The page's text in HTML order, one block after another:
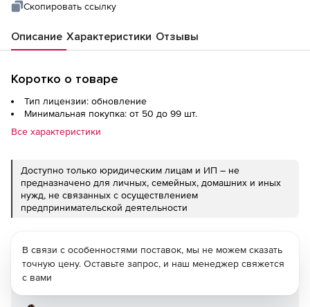
Скопировать ссылку
Описание Характеристики Отзывы
Коротко о товаре
Тип лицензии: обновление
Минимальная покупка: от 50 до 99 шт.
Все характеристики
Доступно только юридическим лицам и ИП – не
предназначено для личных, семейных, домашних и иных
нужд, не связанных с осуществлением
предпринимательской деятельности
В связи с особенностями поставок, мы не можем сказать
точную цену. Оставьте запрос, и наш менеджер свяжется
с вами